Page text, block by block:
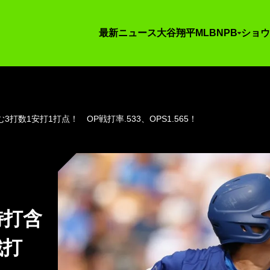
最新ニュース大谷翔平MLB NPB ショ
3打数1安打1打点！ OP戦打率.533、OPS1.565！
含